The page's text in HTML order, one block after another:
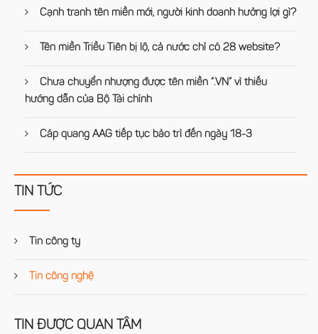
Cạnh tranh tên miền mới, người kinh doanh hưởng lợi gì?
Tên miền Triều Tiên bị lộ, cả nước chỉ có 28 website?
Chưa chuyển nhượng được tên miền “.VN” vì thiếu
hướng dẫn của Bộ Tài chính
Cáp quang AAG tiếp tục bảo trì đến ngày 18-3
TIN TỨC
Tin công ty
Tin công nghệ
TIN ĐƯỢC QUAN TÂM